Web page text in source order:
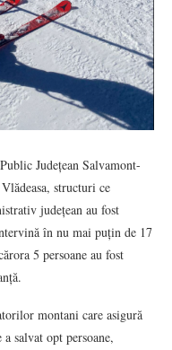
Județean Salvamont-
structuri ce
județean au fost
în nu mai puțin de 17
5 persoane au fost
montani care asigură
salvat opt persoane,